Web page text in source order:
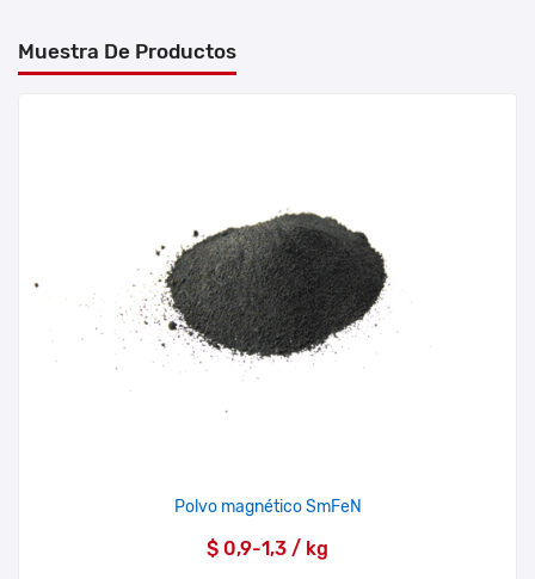
Muestra De Productos
Polvo magnético SmFeN
$ 0,9-1,3 / kg